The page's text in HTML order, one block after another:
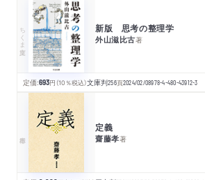
ちくま文庫 新版 思考の整理学
外山滋比古著
定価:693円 （10％税込）文庫判256頁2024/02/08978-4-480-43912-3
定義
齋藤孝著